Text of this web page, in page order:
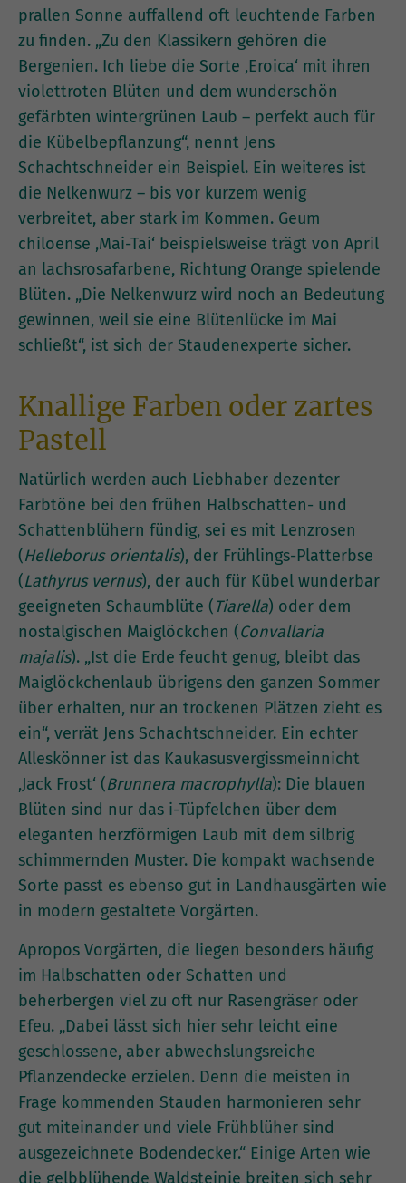
prallen Sonne auffallend oft leuchtende Farben
zu finden. „Zu den Klassikern gehören die
Bergenien. Ich liebe die Sorte ‚Eroica‘ mit ihren
violettroten Blüten und dem wunderschön
gefärbten wintergrünen Laub – perfekt auch für
die Kübelbepflanzung“, nennt Jens
Schachtschneider ein Beispiel. Ein weiteres ist
die Nelkenwurz – bis vor kurzem wenig
verbreitet, aber stark im Kommen. Geum
chiloense ‚Mai-Tai‘ beispielsweise trägt von April
an lachsrosafarbene, Richtung Orange spielende
Blüten. „Die Nelkenwurz wird noch an Bedeutung
gewinnen, weil sie eine Blütenlücke im Mai
schließt“, ist sich der Staudenexperte sicher.
Knallige Farben oder zartes
Pastell
Natürlich werden auch Liebhaber dezenter
Farbtöne bei den frühen Halbschatten- und
Schattenblühern fündig, sei es mit Lenzrosen
(Helleborus orientalis), der Frühlings-Platterbse
(Lathyrus vernus), der auch für Kübel wunderbar
geeigneten Schaumblüte (Tiarella) oder dem
nostalgischen Maiglöckchen (Convallaria
majalis). „Ist die Erde feucht genug, bleibt das
Maiglöckchenlaub übrigens den ganzen Sommer
über erhalten, nur an trockenen Plätzen zieht es
ein“, verrät Jens Schachtschneider. Ein echter
Alleskönner ist das Kaukasusvergissmeinnicht
‚Jack Frost‘ (Brunnera macrophylla): Die blauen
Blüten sind nur das i-Tüpfelchen über dem
eleganten herzförmigen Laub mit dem silbrig
schimmernden Muster. Die kompakt wachsende
Sorte passt es ebenso gut in Landhausgärten wie
in modern gestaltete Vorgärten.
Apropos Vorgärten, die liegen besonders häufig
im Halbschatten oder Schatten und
beherbergen viel zu oft nur Rasengräser oder
Efeu. „Dabei lässt sich hier sehr leicht eine
geschlossene, aber abwechslungsreiche
Pflanzendecke erzielen. Denn die meisten in
Frage kommenden Stauden harmonieren sehr
gut miteinander und viele Frühblüher sind
ausgezeichnete Bodendecker.“ Einige Arten wie
die gelbblühende Waldsteinie breiten sich sehr